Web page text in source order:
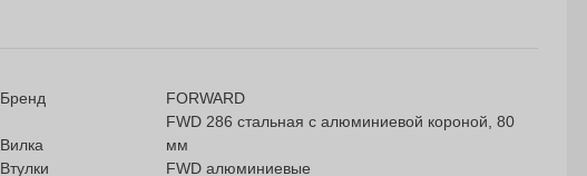
Бренд FORWARD
Вилка
FWD 286 стальная с алюминиевой короной, 80
мм
Втулки
FWD алюминиевые